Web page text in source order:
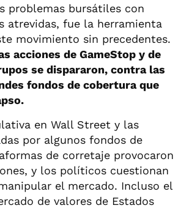
problemas bursátiles con
atrevidas, fue la herramienta
movimiento sin precedentes.
acciones de GameStop y de
se dispararon, contra las
fondos de cobertura que
en Wall Street y las
por algunos fondos de
de corretaje provocaron
y los políticos cuestionan
el mercado. Incluso el
de valores de Estados